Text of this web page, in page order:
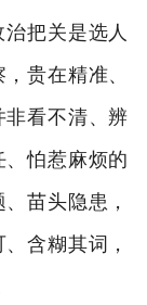
把关是选人
贵在精准、
看不清、辨
怕惹麻烦的
苗头隐患，
含糊其词，